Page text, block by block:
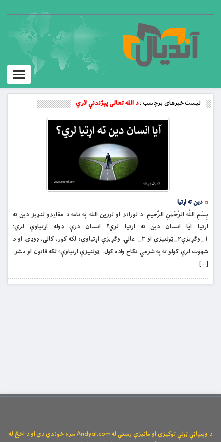
Toggle
لیست خبرهای برچسب :د الله تعالی پېژندنې لارې
دين ته اړتيا
بِسْمِ اللَّهِ الرَّحْمَنِ الرَّحِيمِ د لوراند او لورین الله په نامه د عقايدو لنډيز دين ته
اړتيا آيا انسان دين ته اړتيا لري؟ انسان درې ډوله اړتياوې لري:
١_وګړيزې٢_ټولنيزې او ٣_ عالي. وګړيزې اړتياوې؛ لکه کور، کالى، ډوډۍ او د
شهوت لرې کولو ته په شرعي نکاح واده کول. ټولنيزې اړتياوې؛ لکه قانون او مشر.
[…]
د وېبپاڼې ټولې توکیزې او مانیزې رښتې له Andyal.com سره خوندي دي او د اخځ له